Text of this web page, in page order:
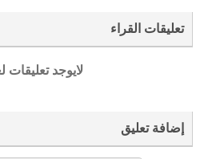
تعليقات القراء
لايوجد تعليقات
إضافة تعليق